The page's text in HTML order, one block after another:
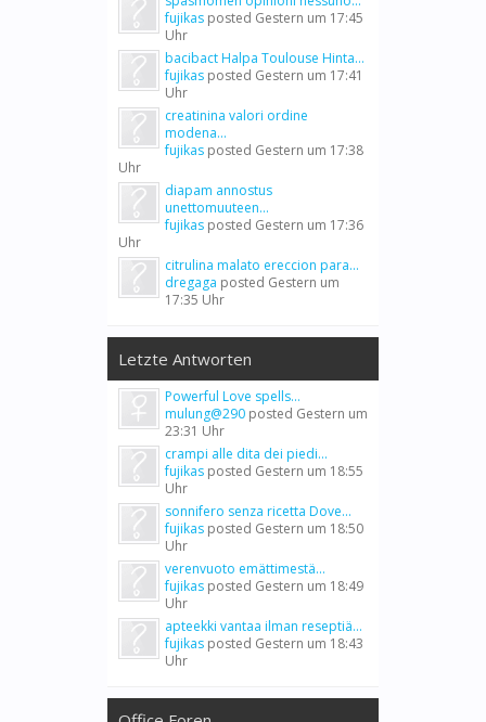
fujikas posted Gestern um 17:45
Uhr
bacibact Halpa Toulouse Hinta...
fujikas posted Gestern um 17:41
Uhr
creatinina valori ordine
modena...
fujikas posted Gestern um 17:38
Uhr
diapam annostus
unettomuuteen...
fujikas posted Gestern um 17:36
Uhr
citrulina malato ereccion para...
dregaga posted Gestern um
17:35 Uhr
Letzte Antworten
Powerful Love spells...
mulung@290 posted Gestern um
23:31 Uhr
crampi alle dita dei piedi...
fujikas posted Gestern um 18:55
Uhr
sonnifero senza ricetta Dove...
fujikas posted Gestern um 18:50
Uhr
verenvuoto emättimestä...
fujikas posted Gestern um 18:49
Uhr
apteekki vantaa ilman reseptiä...
fujikas posted Gestern um 18:43
Uhr